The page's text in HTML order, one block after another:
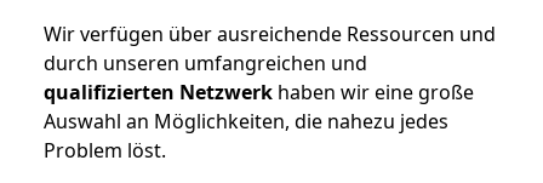
Wir verfügen über ausreichende Ressourcen und
durch unseren umfangreichen und
qualifizierten Netzwerk haben wir eine große
Auswahl an Möglichkeiten, die nahezu jedes
Problem löst.